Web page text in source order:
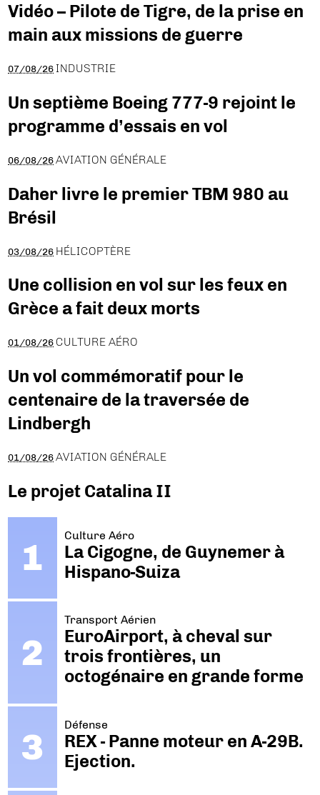
Vidéo – Pilote de Tigre, de la prise en
main aux missions de guerre
07/08/26 INDUSTRIE
Un septième Boeing 777-9 rejoint le
programme d’essais en vol
06/08/26 AVIATION GÉNÉRALE
Daher livre le premier TBM 980 au
Brésil
03/08/26 HÉLICOPTÈRE
Une collision en vol sur les feux en
Grèce a fait deux morts
01/08/26 CULTURE AÉRO
Un vol commémoratif pour le
centenaire de la traversée de
Lindbergh
01/08/26 AVIATION GÉNÉRALE
Le projet Catalina II
Culture Aéro
La Cigogne, de Guynemer à
Hispano-Suiza
Transport Aérien
EuroAirport, à cheval sur
trois frontières, un
octogénaire en grande forme
Défense
REX - Panne moteur en A-29B.
Ejection.